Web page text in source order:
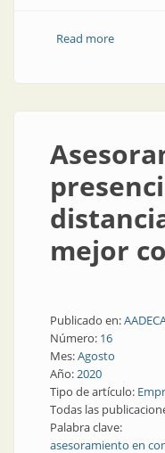
Read moreabout
mejor
Publicado en:
Número: 16
Mes:Agosto
Año:2020
Tipo de artículo:
Todas las
Palabra clave:
asesoramiento en